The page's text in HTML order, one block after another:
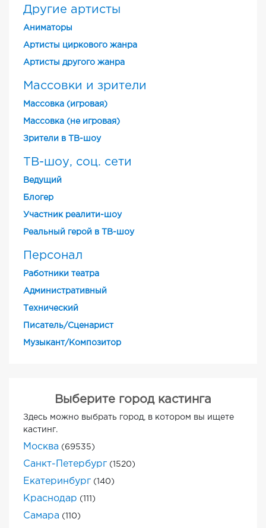
Другие артисты
Аниматоры
Артисты циркового жанра
Артисты другого жанра
Массовки и зрители
Массовка (игровая)
Массовка (не игровая)
Зрители в ТВ-шоу
ТВ-шоу, соц. сети
Ведущий
Блогер
Участник реалити-шоу
Реальный герой в ТВ-шоу
Персонал
Работники театра
Административный
Технический
Писатель/Сценарист
Музыкант/Композитор
Выберите город кастинга
Здесь можно выбрать город, в котором вы ищете
кастинг.
Москва (69535)
Санкт-Петербург (1520)
Екатеринбург (140)
Краснодар (111)
Самара (110)